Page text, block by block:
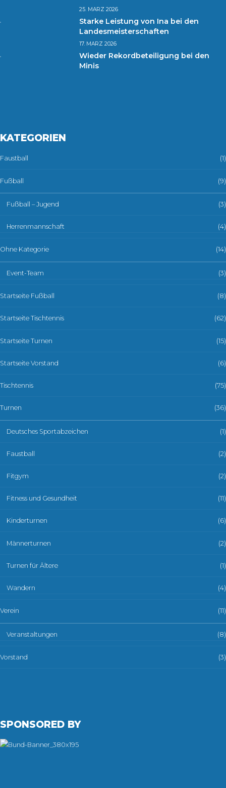
25. MÄRZ 2026
Starke Leistung von Ina bei den
Landesmeisterschaften
17. MÄRZ 2026
Wieder Rekordbeteiligung bei den
Minis
KATEGORIEN
Faustball (1)
Fußball (9)
Fußball – Jugend (3)
Herrenmannschaft (4)
Ohne Kategorie (14)
Event-Team (3)
Startseite Fußball (8)
Startseite Tischtennis (62)
Startseite Turnen (15)
Startseite Vorstand (6)
Tischtennis (75)
Turnen (36)
Deutsches Sportabzeichen (1)
Faustball (2)
Fitgym (2)
Fitness und Gesundheit (11)
Kinderturnen (6)
Männerturnen (2)
Turnen für Ältere (1)
Wandern (4)
Verein (11)
Veranstaltungen (8)
Vorstand (3)
SPONSORED BY